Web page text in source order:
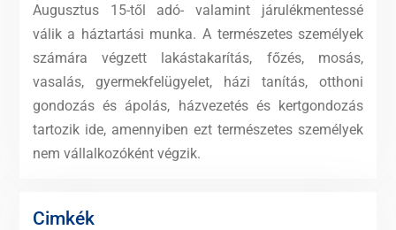
Augusztus 15-től adó- valamint járulékmentessé
válik a háztartási munka. A természetes személyek
számára végzett lakástakarítás, főzés, mosás,
vasalás, gyermekfelügyelet, házi tanítás, otthoni
gondozás és ápolás, házvezetés és kertgondozás
tartozik ide, amennyiben ezt természetes személyek
nem vállalkozóként végzik.
Cimkék